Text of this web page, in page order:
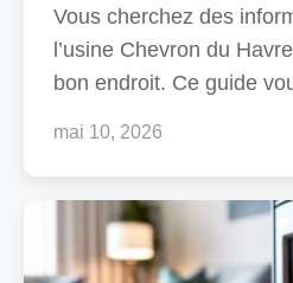
Vous cherchez des
l’usine Chevron du
bon endroit. Ce guide
mai 10, 2026